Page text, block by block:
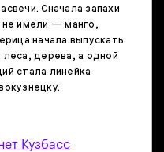
Сначала запахи
не имели — манго,
начала выпускать
леса, дерева, а одной
стала линейка
Кузбасс